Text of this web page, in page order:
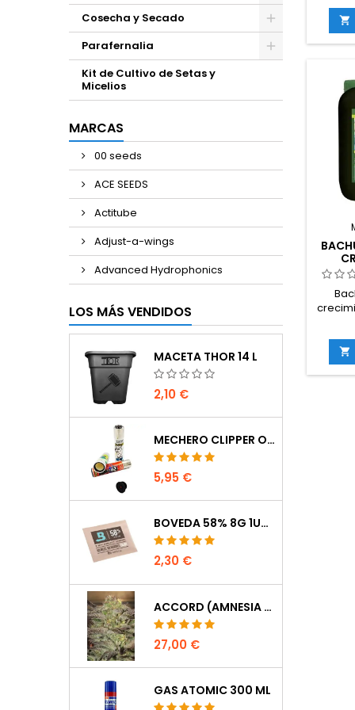
Cosecha y Secado
Parafernalia
Kit de Cultivo de Setas y
Micelios
MARCAS
00 seeds
ACE SEEDS
Actitube
Adjust-a-wings
Advanced Hydrophonics
LOS MÁS VENDIDOS
MACETA THOR 14 L
2,10 €
MECHERO CLIPPER OCULTACIÓN
5,95 €
BOVEDA 58% 8G 1UDS
2,30 €
ACCORD (AMNESIA CORDOBESA)
27,00 €
GAS ATOMIC 300 ML

